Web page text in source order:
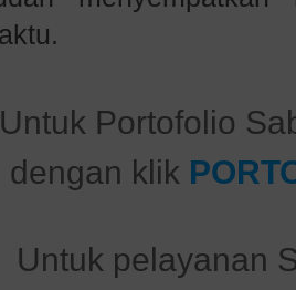
Portofolio
dengan klik
Untuk pelayanan